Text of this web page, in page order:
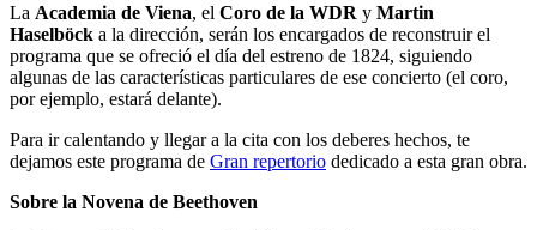
La Academia de Viena, el Coro de la WDR y Martin
Haselböck a la dirección, serán los encargados de reconstruir el
programa que se ofreció el día del estreno de 1824, siguiendo
algunas de las características particulares de ese concierto (el coro,
por ejemplo, estará delante).
Para ir calentando y llegar a la cita con los deberes hechos, te
dejamos este programa de Gran repertorio dedicado a esta gran obra.
Sobre la Novena de Beethoven